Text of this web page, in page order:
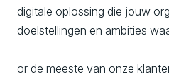
digitale oplossing die jouw
doelstellingen en ambities
or de meeste van onze